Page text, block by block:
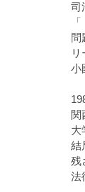
司
問
小
関
大
結
残
法